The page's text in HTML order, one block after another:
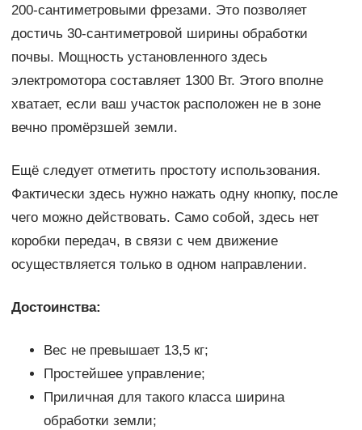
200-сантиметровыми фрезами. Это позволяет
достичь 30-сантиметровой ширины обработки
почвы. Мощность установленного здесь
электромотора составляет 1300 Вт. Этого вполне
хватает, если ваш участок расположен не в зоне
вечно промёрзшей земли.
Ещё следует отметить простоту использования.
Фактически здесь нужно нажать одну кнопку, после
чего можно действовать. Само собой, здесь нет
коробки передач, в связи с чем движение
осуществляется только в одном направлении.
Достоинства:
Вес не превышает 13,5 кг;
Простейшее управление;
Приличная для такого класса ширина
обработки земли;